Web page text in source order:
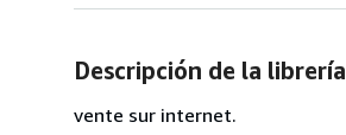
Descripción de la librería
vente sur internet.